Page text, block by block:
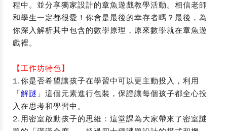
程中。並分享獨家設計的章魚遊戲教學活動。相信老師
和學生一定都很愛！你會是最後的幸存者嗎？最後，為
你深入解析其中包含的數學原理，原來數學就在章魚遊
戲裡。
【工作坊特色】
1.你是否希望讓孩子在學習中可以更主動投入，利用
「解謎 」這個元素進行包裝，保證讓每個孩子都全心投
入在思考和學習中。
2.用密室啟動孩子的思維：這堂課為大家帶來了密室謎